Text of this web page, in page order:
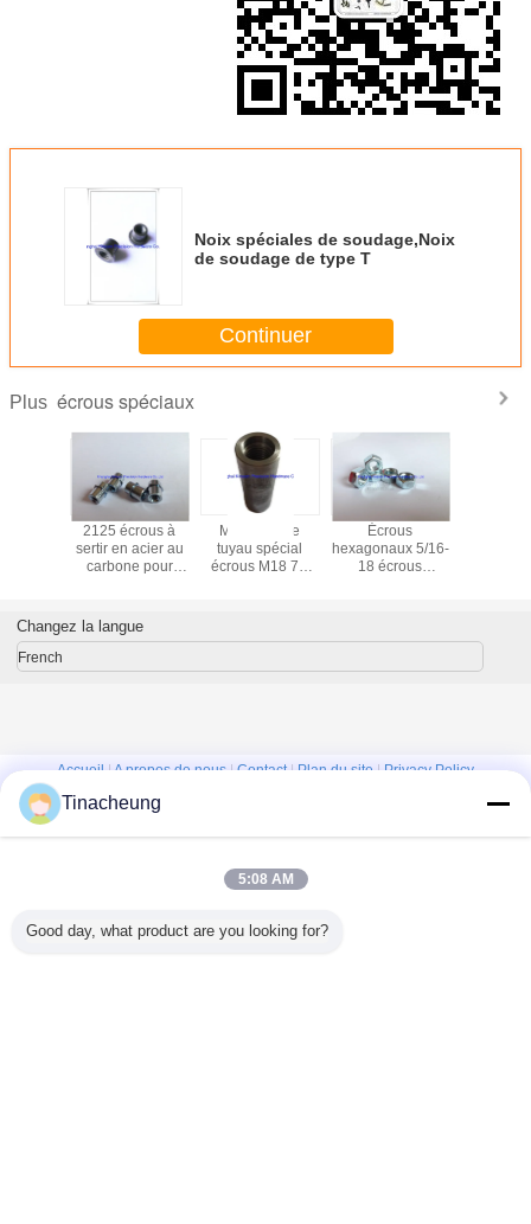
Noix spéciales de soudage,Noix
de soudage de type T
Continuer
Plus écrous spéciaux
2125 écrous à
sertir en acier au
carbone pour
Manchon de
tuyau spécial
écrous M18 7H
Écrous
hexagonaux 5/16-
18 écrous
Changez la langue
French
Accueil|A propos de nous|Contact|Plan du site|Privacy Policy
Copyright © 2016 - 2026 Shanghai Kinsom Precision Hardware Co.,ltd.
Tinacheung
5:08 AM
Good day, what product are you looking for?